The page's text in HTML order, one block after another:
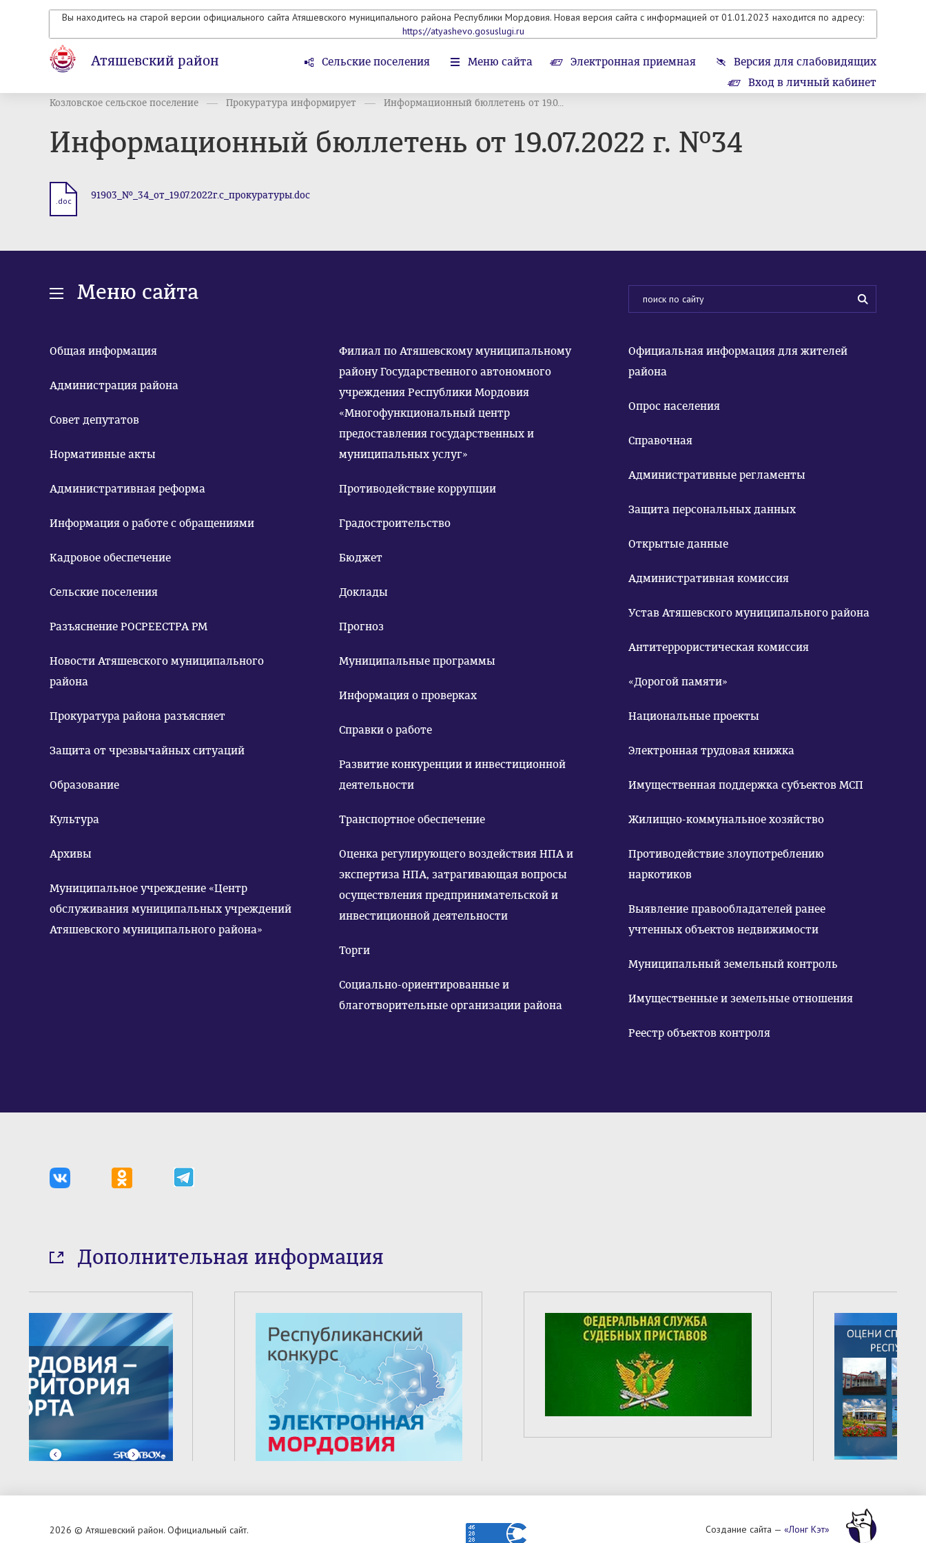
Вы находитесь на старой версии официального сайта Атяшевского муниципального района Республики Мордовия. Новая версия сайта с информацией от 01.01.2023 находится по адресу:
https://atyashevo.gosuslugi.ru
Атяшевский район Сельские поселения Меню сайта Электронная приемная
Версия для слабовидящих
Вход в личный кабинет
Козловское сельское поселение Прокуратура информирует Информационный бюллетень от 19.0...
Информационный бюллетень от 19.07.2022 г. №34
.doc 91903_№_34_от_19.07.2022г.с_прокуратуры.doc
Меню сайта
Общая информация
Администрация района
Совет депутатов
Нормативные акты
Административная реформа
Информация о работе с обращениями
Кадровое обеспечение
Сельские поселения
Разъяснение РОСРЕЕСТРА РМ
Новости Атяшевского муниципального
района
Прокуратура района разъясняет
Защита от чрезвычайных ситуаций
Образование
Культура
Архивы
Муниципальное учреждение «Центр
обслуживания муниципальных учреждений
Атяшевского муниципального района»
Филиал по Атяшевскому муниципальному
району Государственного автономного
учреждения Республики Мордовия
«Многофункциональный центр
предоставления государственных и
муниципальных услуг»
Противодействие коррупции
Градостроительство
Бюджет
Доклады
Прогноз
Муниципальные программы
Информация о проверках
Справки о работе
Развитие конкуренции и инвестиционной
деятельности
Транспортное обеспечение
Оценка регулирующего воздействия НПА и
экспертиза НПА, затрагивающая вопросы
осуществления предпринимательской и
инвестиционной деятельности
Торги
Социально-ориентированные и
благотворительные организации района
Официальная информация для жителей
района
Опрос населения
Справочная
Административные регламенты
Защита персональных данных
Открытые данные
Административная комиссия
Устав Атяшевского муниципального района
Антитеррористическая комиссия
«Дорогой памяти»
Национальные проекты
Электронная трудовая книжка
Имущественная поддержка субъектов МСП
Жилищно-коммунальное хозяйство
Противодействие злоупотреблению
наркотиков
Выявление правообладателей ранее
учтенных объектов недвижимости
Муниципальный земельный контроль
Имущественные и земельные отношения
Реестр объектов контроля
Дополнительная информация